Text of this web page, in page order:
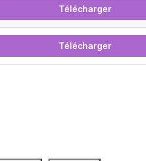
Télécharger
Télécharger